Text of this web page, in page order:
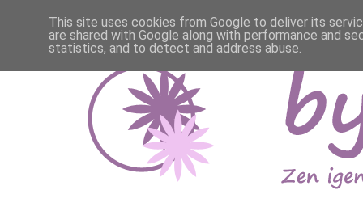
This site uses cookies from Google to deliver its
are shared with Google along with performance and
statistics, and to detect and address abuse.